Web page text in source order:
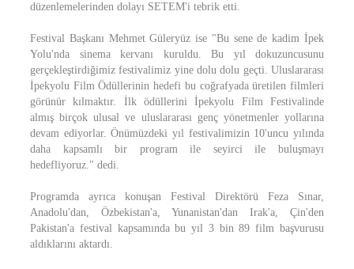
düzenlemelerinden dolayı SETEM'i tebrik etti.
Festival Başkanı Mehmet Güleryüz ise "Bu sene de kadim İpek
Yolu'nda sinema kervanı kuruldu. Bu yıl dokuzuncusunu
gerçekleştirdiğimiz festivalimiz yine dolu dolu geçti. Uluslararası
İpekyolu Film Ödüllerinin hedefi bu coğrafyada üretilen filmleri
görünür kılmaktır. İlk ödüllerini İpekyolu Film Festivalinde
almış birçok ulusal ve uluslararası genç yönetmenler yollarına
devam ediyorlar. Önümüzdeki yıl festivalimizin 10'uncu yılında
daha kapsamlı bir program ile seyirci ile buluşmayı
hedefliyoruz." dedi.
Programda ayrıca konuşan Festival Direktörü Feza Sınar,
Anadolu'dan, Özbekistan'a, Yunanistan'dan Irak'a, Çin'den
Pakistan'a festival kapsamında bu yıl 3 bin 89 film başvurusu
aldıklarını aktardı.